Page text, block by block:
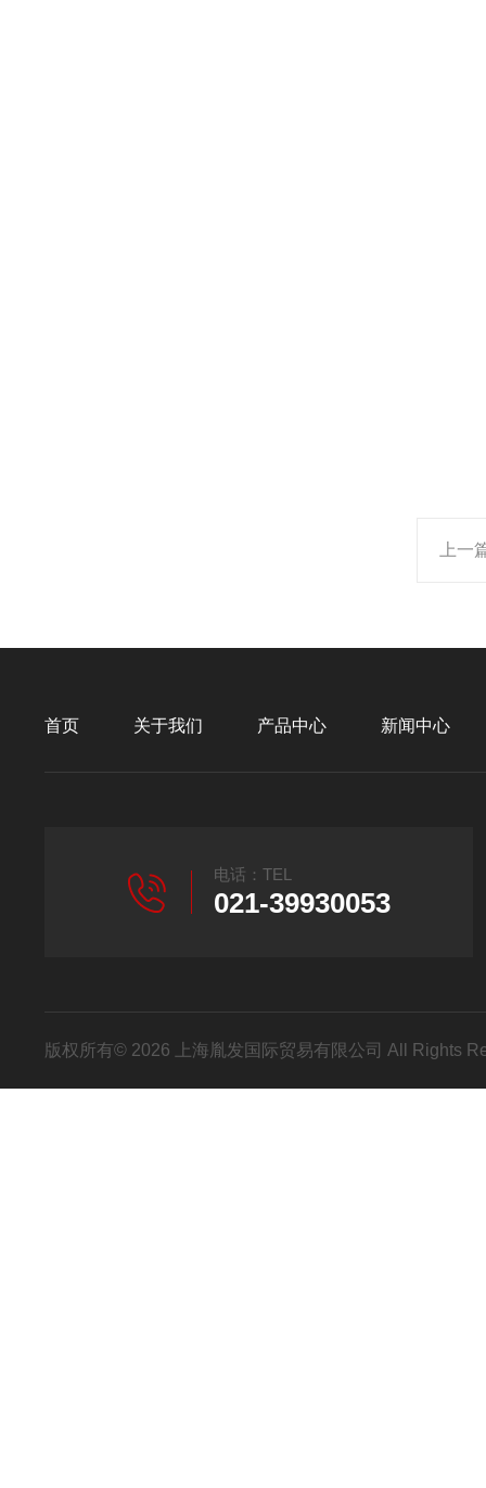
上一
首页 关于我们 产品中心 新闻中心
电话：TEL
021-39930053
版权所有© 2026 上海胤发国际贸易有限公司 All Rights